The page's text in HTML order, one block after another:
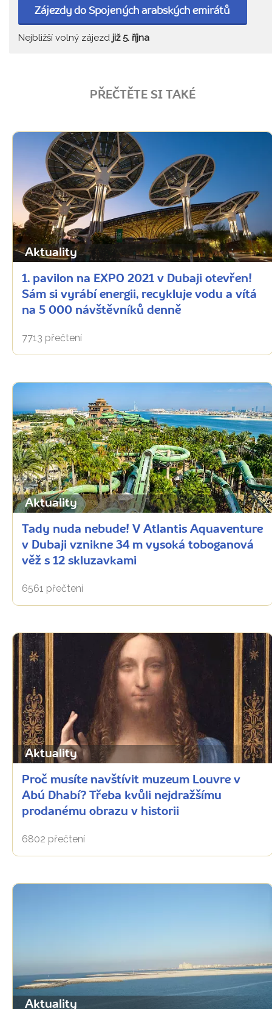
Zájezdy do Spojených arabských emirátů
Nejbližší volný zájezd již 5. října
PŘEČTĚTE SI TAKÉ
Aktuality
1. pavilon na EXPO 2021 v Dubaji otevřen!
Sám si vyrábí energii, recykluje vodu a vítá
na 5 000 návštěvníků denně
7713 přečtení
Aktuality
Tady nuda nebude! V Atlantis Aquaventure
v Dubaji vznikne 34 m vysoká toboganová
věž s 12 skluzavkami
6561 přečtení
Aktuality
Proč musíte navštívit muzeum Louvre v
Abú Dhabí? Třeba kvůli nejdražšímu
prodanému obrazu v historii
6802 přečtení
Aktuality